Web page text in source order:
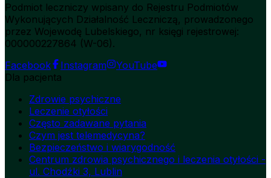
Podmiot leczniczy wpisany do Rejestru Podmiotów
Wykonujących Działalność Leczniczą, prowadzonego
przez Wojewodę Lubelskiego, nr księgi rejestrowej:
000000227864 (W-06).
Facebook
Instagram
YouTube
Dla pacjenta
Zdrowie psychiczne
Leczenie otyłości
Często zadawane pytania
Czym jest telemedycyna?
Bezpieczeństwo i wiarygodność
Centrum zdrowia psychicznego i leczenia otyłości -
ul. Chodźki 3, Lublin